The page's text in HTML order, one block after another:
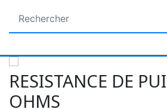
RESISTANCE DE
OHMS